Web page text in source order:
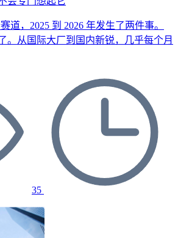
道，2025 到 2026 年发生了两件事。
。从国际大厂到国内新锐，几乎每个月
35